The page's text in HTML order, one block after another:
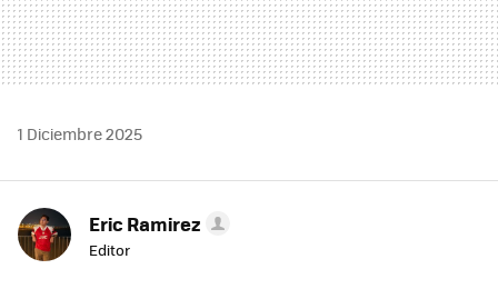
1 Diciembre 2025
Eric Ramirez
Editor